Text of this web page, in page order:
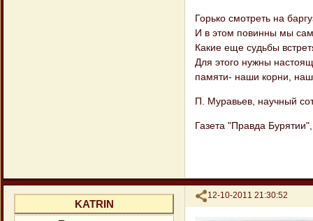
Горько смотреть на
И в этом повинны мы
Какие еще судьбы
Для этого нужны
памяти- наши корни,
П. Муравьев, научный
Газета "Правда
Поделиться
12-10-2011 21:30:52
KATRIN